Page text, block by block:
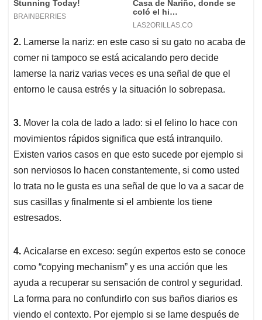
2. Lamerse la nariz: en este caso si su gato no acaba de
comer ni tampoco se está acicalando pero decide
lamerse la nariz varias veces es una señal de que el
entorno le causa estrés y la situación lo sobrepasa.
3. Mover la cola de lado a lado: si el felino lo hace con
movimientos rápidos significa que está intranquilo.
Existen varios casos en que esto sucede por ejemplo si
son nerviosos lo hacen constantemente, si como usted
lo trata no le gusta es una señal de que lo va a sacar de
sus casillas y finalmente si el ambiente los tiene
estresados.
4. Acicalarse en exceso: según expertos esto se conoce
como “copying mechanism” y es una acción que les
ayuda a recuperar su sensación de control y seguridad.
La forma para no confundirlo con sus baños diarios es
viendo el contexto. Por ejemplo si se lame después de